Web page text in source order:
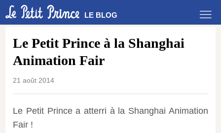
LE BLOG
Le Petit Prince à la Shanghai
Animation Fair
21 août 2014
Le Petit Prince a atterri à la Shanghai Animation
Fair !